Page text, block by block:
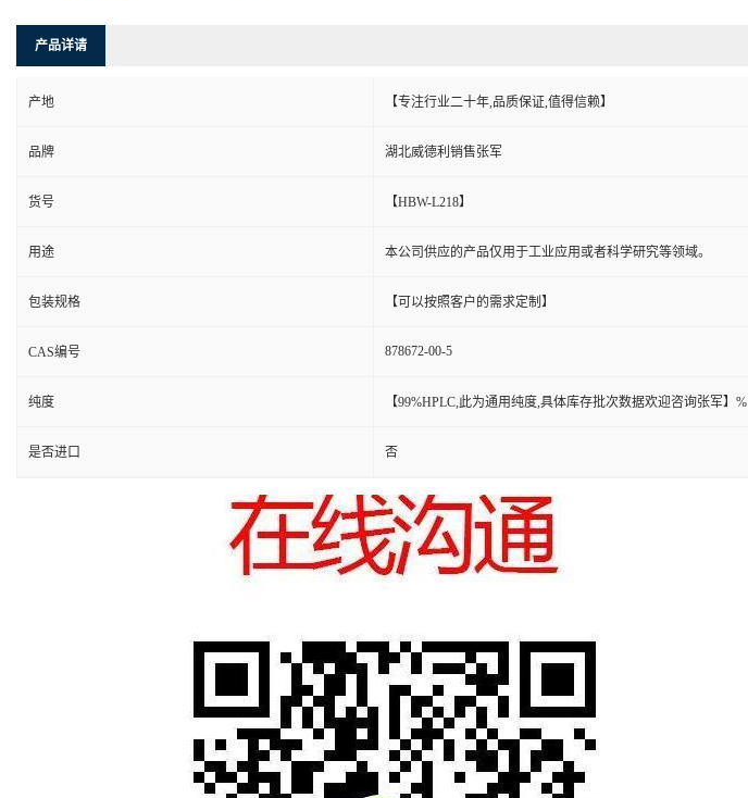
产品详请
产地 【专注行业二十年,品质保证,值得信赖】
品牌 湖北威德利销售张军
货号 【HBW-L218】
用途 本公司供应的产品仅用于工业应用或者科学研究等领域。
包装规格 【可以按照客户的需求定制】
CAS编号 878672-00-5
纯度 【99%HPLC,此为通用纯度,具体库存批次数据欢迎咨询张军】%
是否进口 否